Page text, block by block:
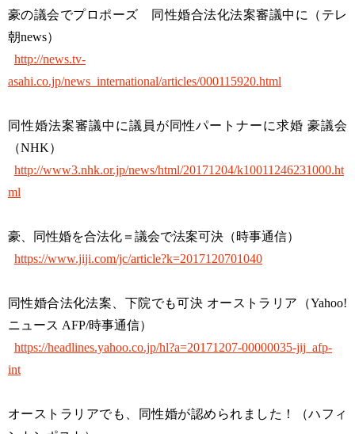
豪の議会でプロポーズ 同性婚合法化法案審議中に（テレ
朝news）
http://news.tv-
asahi.co.jp/news_international/articles/000115920.html
同性婚法案審議中に議員が同性パートナーに求婚 豪議会
（NHK）
http://www3.nhk.or.jp/news/html/20171204/k10011246231000.ht
ml
豪、同性婚を合法化＝議会で法案可決（時事通信）
https://www.jiji.com/jc/article?k=2017120701040
同性婚合法化法案、下院でも可決 オーストラリア（Yahoo!
ニュース AFP/時事通信）
https://headlines.yahoo.co.jp/hl?a=20171207-00000035-jij_afp-
int
オーストラリアでも、同性婚が認められました！（ハフィ